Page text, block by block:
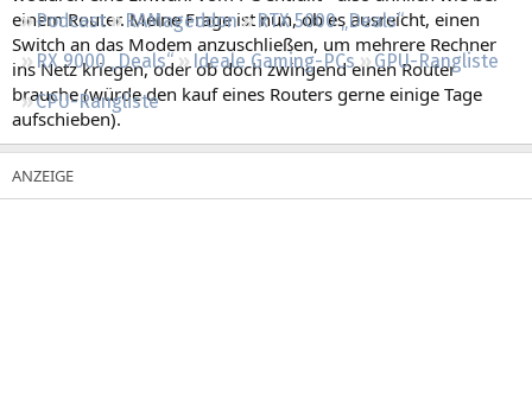
Podcast RAMageddon
RTX 5000 „Deals“
RX 9000 „Deals“
Ideale Gaming-PCs
GPU-Rangliste
CPU-Rangliste
einem Router. Meine Frage ist nun, ob es ausreicht, einen
Switch an das Modem anzuschließen, um mehrere Rechner
ins Netz kriegen, oder ob doch zwingend einen Router
brauche (würde den kauf eines Routers gerne einige Tage
aufschieben).